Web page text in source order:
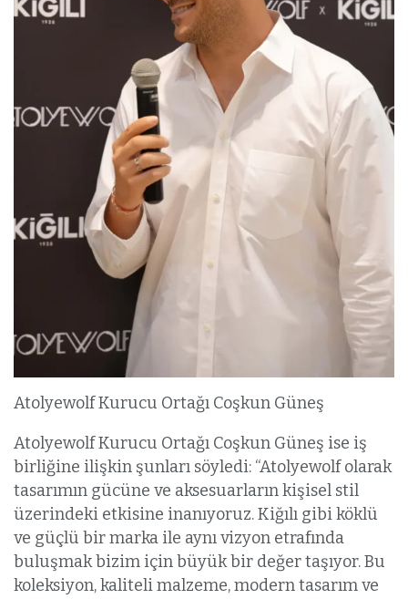
Atolyewolf Kurucu Ortağı Coşkun Güneş
Atolyewolf Kurucu Ortağı Coşkun Güneş ise iş
birliğine ilişkin şunları söyledi: “Atolyewolf olarak
tasarımın gücüne ve aksesuarların kişisel stil
üzerindeki etkisine inanıyoruz. Kiğılı gibi köklü
ve güçlü bir marka ile aynı vizyon etrafında
buluşmak bizim için büyük bir değer taşıyor. Bu
koleksiyon, kaliteli malzeme, modern tasarım ve